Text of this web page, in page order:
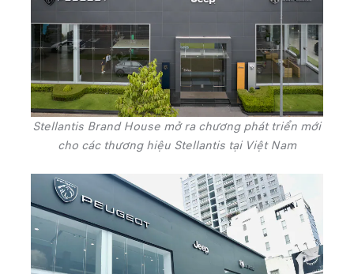
Stellantis Brand House mở ra chương phát triển mới
cho các thương hiệu Stellantis tại Việt Nam